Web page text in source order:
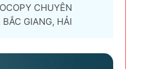
CHUYÊN
GIANG, HẢI